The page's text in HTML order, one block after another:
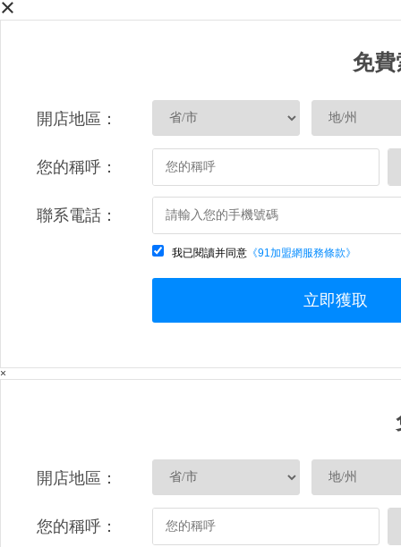
×
免費
開店地區：
您的稱呼：
聯系電話：
我已閱讀并同意 《91加盟網服務條款》
立即獲取
×
開店地區：
您的稱呼：